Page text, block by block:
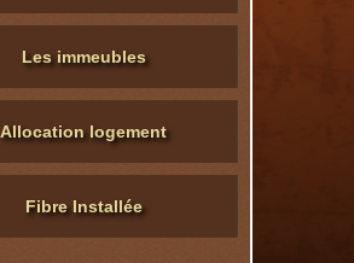
Les immeubles
Allocation logement
Fibre Installée